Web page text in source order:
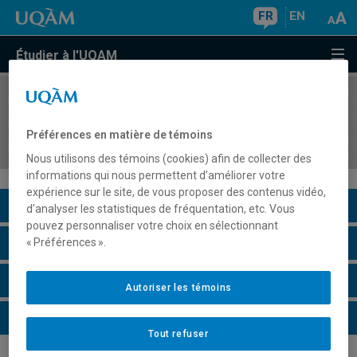
FR EN
Étudier à l'UQAM
COURS//
associés
Description du cours
Horaire - Été 2026
Horaire - Automne 2026
Horaire - Hiver 2027
Préférences en matière de témoins
Nous utilisons des témoins (cookies) afin de collecter des
informations qui nous permettent d’améliorer votre
expérience sur le site, de vous proposer des contenus vidéo,
d’analyser les statistiques de fréquentation, etc. Vous
pouvez personnaliser votre choix en sélectionnant
« Préférences ».
Tout refuser
Autoriser les témoins